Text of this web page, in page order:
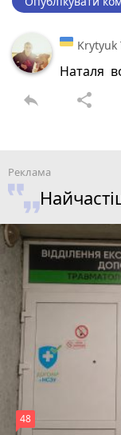
Krytyuk
Наталя
reply share
48